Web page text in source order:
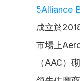
5Alliance
成立於
市場上
（AAC）